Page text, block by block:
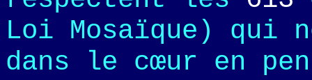
Loi Mosaïque) qui
dans le cœur en